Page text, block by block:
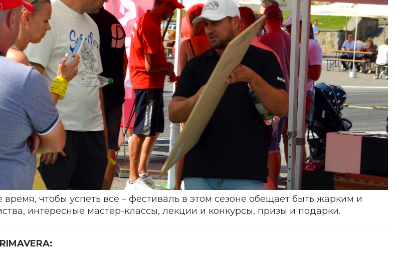
чтобы успеть все – фестиваль в этом сезоне обещает быть жарким и
интересные мастер-классы, лекции и конкурсы, призы и подарки.